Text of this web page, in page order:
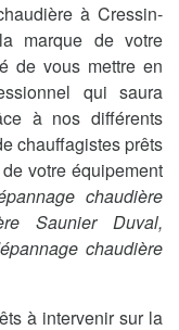
à Cressin-
marque de votre
de vous mettre en
qui saura
à nos différents
chauffagistes prêts
votre équipement
chaudière
Saunier Duval,
chaudière
à intervenir sur la